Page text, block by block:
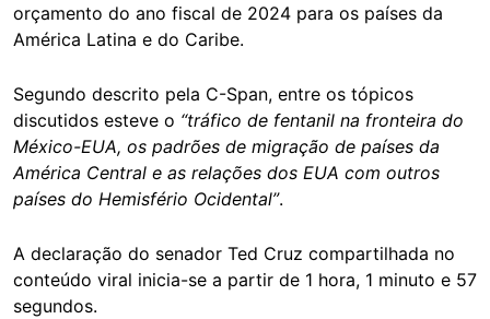
orçamento do ano fiscal de 2024 para os países da
América Latina e do Caribe.
Segundo descrito pela C-Span, entre os tópicos
discutidos esteve o “tráfico de fentanil na fronteira do
México-EUA, os padrões de migração de países da
América Central e as relações dos EUA com outros
países do Hemisfério Ocidental”.
A declaração do senador Ted Cruz compartilhada no
conteúdo viral inicia-se a partir de 1 hora, 1 minuto e 57
segundos.